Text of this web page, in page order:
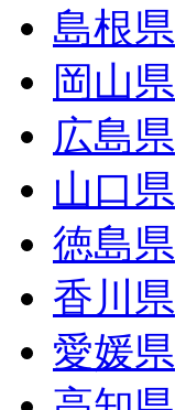
島根県
岡山県
広島県
山口県
徳島県
香川県
愛媛県